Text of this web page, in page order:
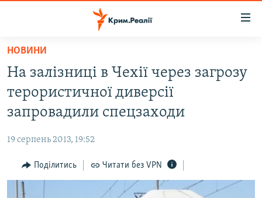
Перейти
основного
матеріалу
Перейти
до
основної
навігації
Перейти
до
пошуку
ВІДЕО ТА ФОТО
БЛОГИ
ПОГЛЯД
ІНТЕРВ'Ю
НОВИНИ
На залізниці в Чехії через загрозу
терористичної диверсії
запровадили спецзаходи
19 серпень 2013, 19:52
Поділитись Читати без VPN